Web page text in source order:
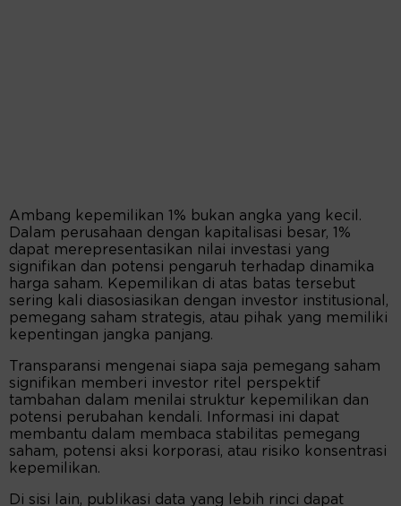
Ambang kepemilikan 1% bukan angka yang kecil.
Dalam perusahaan dengan kapitalisasi besar, 1%
dapat merepresentasikan nilai investasi yang
signifikan dan potensi pengaruh terhadap dinamika
harga saham. Kepemilikan di atas batas tersebut
sering kali diasosiasikan dengan investor institusional,
pemegang saham strategis, atau pihak yang memiliki
kepentingan jangka panjang.
Transparansi mengenai siapa saja pemegang saham
signifikan memberi investor ritel perspektif
tambahan dalam menilai struktur kepemilikan dan
potensi perubahan kendali. Informasi ini dapat
membantu dalam membaca stabilitas pemegang
saham, potensi aksi korporasi, atau risiko konsentrasi
kepemilikan.
Di sisi lain, publikasi data yang lebih rinci dapat